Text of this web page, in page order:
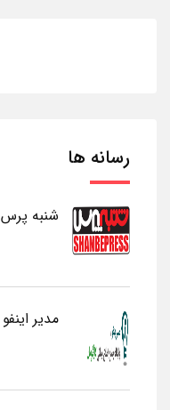
رسانه ها
شنبه پرس
مدیر اینفو